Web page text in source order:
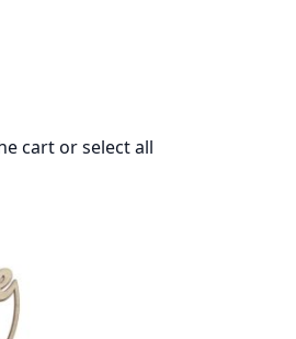
cart orselect all